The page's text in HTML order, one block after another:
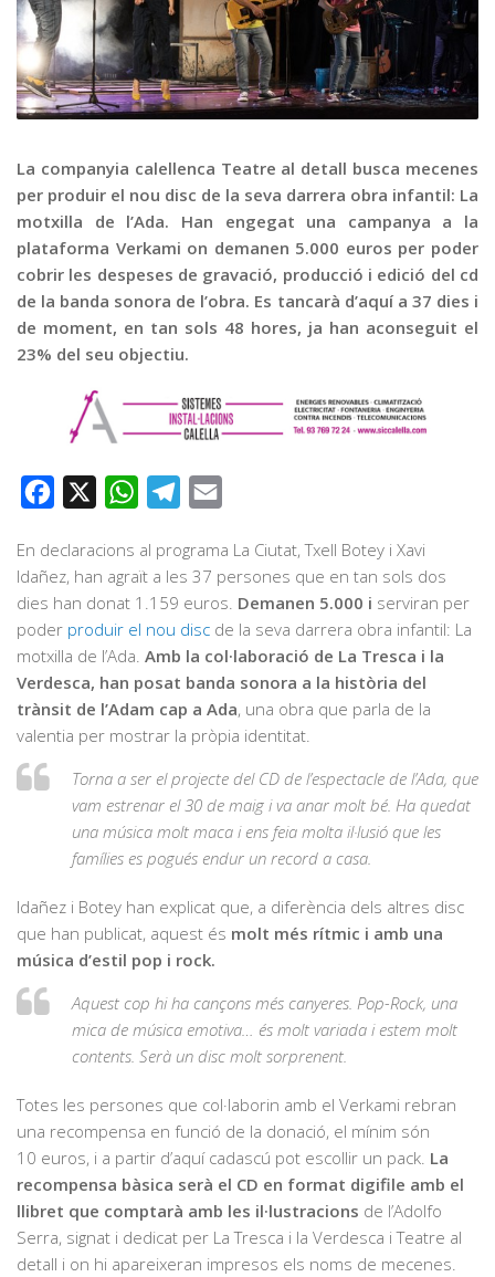
Publicitat
Contacte
La companyia calellenca Teatre al detall busca mecenes
per produir el nou disc de la seva darrera obra infantil: La
motxilla de l’Ada. Han engegat una campanya a la
plataforma Verkami on demanen 5.000 euros per poder
cobrir les despeses de gravació, producció i edició del cd
de la banda sonora de l’obra. Es tancarà d’aquí a 37 dies i
de moment, en tan sols 48 hores, ja han aconseguit el
23% del seu objectiu.
Facebook WhatsAppTelegram
En declaracions al programa La Ciutat, Txell Botey i Xavi
Idañez, han agraït a les 37 persones que en tan sols dos
dies han donat 1.159 euros. Demanen 5.000 i serviran per
poder produir el nou disc de la seva darrera obra infantil: La
motxilla de l’Ada. Amb la col·laboració de La Tresca i la
Verdesca, han posat banda sonora a la història del
trànsit de l’Adam cap a Ada, una obra que parla de la
valentia per mostrar la pròpia identitat.
Torna a ser el projecte del CD de l’espectacle de l’Ada, que
vam estrenar el 30 de maig i va anar molt bé. Ha quedat
una música molt maca i ens feia molta il·lusió que les
famílies es pogués endur un record a casa.
Idañez i Botey han explicat que, a diferència dels altres disc
que han publicat, aquest és molt més rítmic i amb una
música d’estil pop i rock.
Aquest cop hi ha cançons més canyeres. Pop-Rock, una
mica de música emotiva… és molt variada i estem molt
contents. Serà un disc molt sorprenent.
Totes les persones que col·laborin amb el Verkami rebran
una recompensa en funció de la donació, el mínim són
10 euros, i a partir d’aquí cadascú pot escollir un pack. La
recompensa bàsica serà el CD en format digifile amb el
llibret que comptarà amb les il·lustracions de l’Adolfo
Serra, signat i dedicat per La Tresca i la Verdesca i Teatre al
detall i on hi apareixeran impresos els noms de mecenes.